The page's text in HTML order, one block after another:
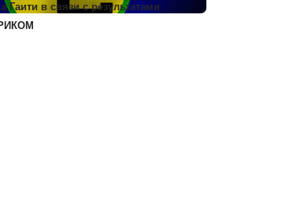
Гаити в связи с результатами